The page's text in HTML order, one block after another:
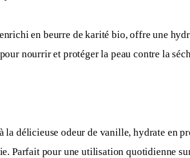
en beurre de karité bio, offre une
nourrir et protéger la peau contre la
la délicieuse odeur de vanille, hydrate en
Parfait pour une utilisation quotidienne